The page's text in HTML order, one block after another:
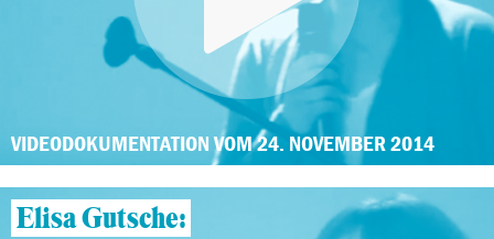
VIDEODOKUMENTATION VOM 24. NOVEMBER 2014
Elisa Gutsche: